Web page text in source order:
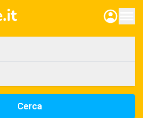
Cerca